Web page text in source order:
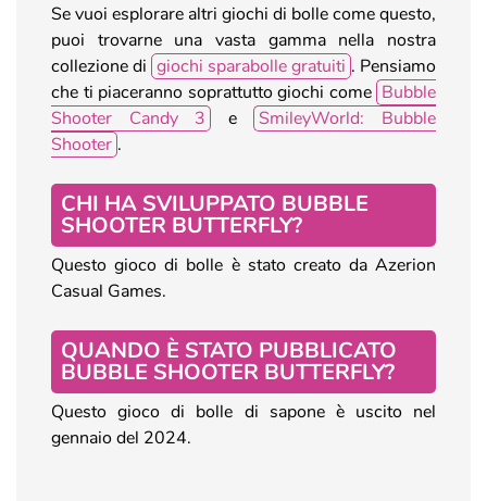
Se vuoi esplorare altri giochi di bolle come questo,
puoi trovarne una vasta gamma nella nostra
collezione di giochi sparabolle gratuiti . Pensiamo
che ti piaceranno soprattutto giochi come Bubble
Shooter Candy 3
e
SmileyWorld: Bubble
Shooter .
CHI HA SVILUPPATO BUBBLE
SHOOTER BUTTERFLY?
Questo gioco di bolle è stato creato da Azerion
Casual Games.
QUANDO È STATO PUBBLICATO
BUBBLE SHOOTER BUTTERFLY?
Questo gioco di bolle di sapone è uscito nel
gennaio del 2024.